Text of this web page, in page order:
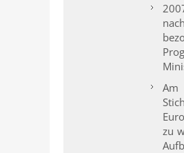
Am
zu